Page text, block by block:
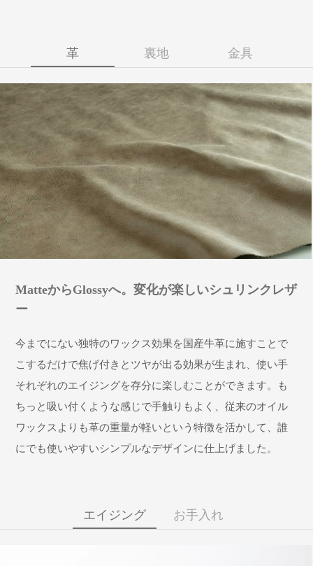
革 裏地 金具
MatteからGlossyへ。変化が楽しいシュリンクレザ
ー
今までにない独特のワックス効果を国産牛革に施すことで
こするだけで焦げ付きとツヤが出る効果が生まれ、使い手
それぞれのエイジングを存分に楽しむことができます。も
ちっと吸い付くような感じで手触りもよく、従来のオイル
ワックスよりも革の重量が軽いという特徴を活かして、誰
にでも使いやすいシンプルなデザインに仕上げました。
エイジング お手入れ